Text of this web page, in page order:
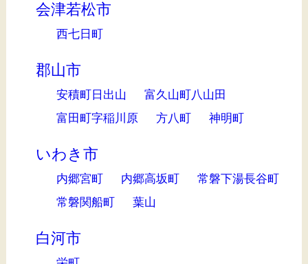
会津若松市
西七日町
郡山市
安積町日出山
富久山町八山田
富田町字稲川原
方八町 神明町
いわき市
内郷宮町 内郷高坂町
常磐下湯長谷町
常磐関船町
葉山
白河市